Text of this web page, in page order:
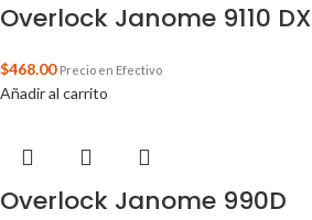
Overlock Janome 9110 DX
$468.00 Precio en Efectivo
Añadir al carrito
Overlock Janome 990D